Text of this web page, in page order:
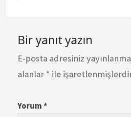
Bir yanıt yazın
E-posta adresiniz
alanlar * ile
Yorum*